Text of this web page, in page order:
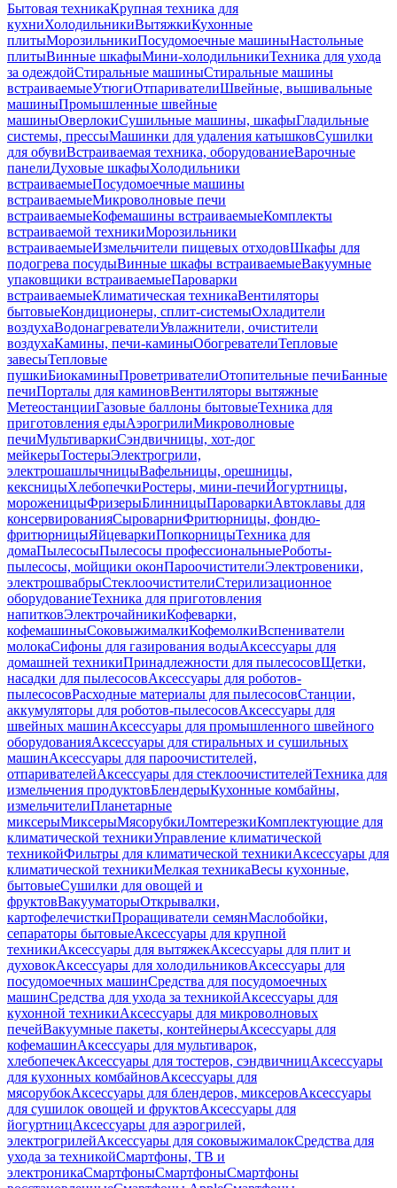
Бытовая техникаКрупная техника для
кухниХолодильникиВытяжкиКухонные
плитыМорозильникиПосудомоечные машиныНастольные
плитыВинные шкафыМини-холодильникиТехника для ухода
за одеждойСтиральные машиныСтиральные машины
встраиваемыеУтюгиОтпаривателиШвейные, вышивальные
машиныПромышленные швейные
машиныОверлокиСушильные машины, шкафыГладильные
системы, прессыМашинки для удаления катышковСушилки
для обувиВстраиваемая техника, оборудованиеВарочные
панелиДуховые шкафыХолодильники
встраиваемыеПосудомоечные машины
встраиваемыеМикроволновые печи
встраиваемыеКофемашины встраиваемыеКомплекты
встраиваемой техникиМорозильники
встраиваемыеИзмельчители пищевых отходовШкафы для
подогрева посудыВинные шкафы встраиваемыеВакуумные
упаковщики встраиваемыеПароварки
встраиваемыеКлиматическая техникаВентиляторы
бытовыеКондиционеры, сплит-системыОхладители
воздухаВодонагревателиУвлажнители, очистители
воздухаКамины, печи-каминыОбогревателиТепловые
завесыТепловые
пушкиБиокаминыПроветривателиОтопительные печиБанные
печиПорталы для каминовВентиляторы вытяжные
МетеостанцииГазовые баллоны бытовыеТехника для
приготовления едыАэрогрилиМикроволновые
печиМультиваркиСэндвичницы, хот-дог
мейкерыТостерыЭлектрогрили,
электрошашлычницыВафельницы, орешницы,
кексницыХлебопечкиРостеры, мини-печиЙогуртницы,
мороженицыФризерыБлинницыПароваркиАвтоклавы для
консервированияСыроварниФритюрницы, фондю-
фритюрницыЯйцеваркиПопкорницыТехника для
домаПылесосыПылесосы профессиональныеРоботы-
пылесосы, мойщики оконПароочистителиЭлектровеники,
электрошвабрыСтеклоочистителиСтерилизационное
оборудованиеТехника для приготовления
напитковЭлектрочайникиКофеварки,
кофемашиныСоковыжималкиКофемолкиВспениватели
молокаСифоны для газирования водыАксессуары для
домашней техникиПринадлежности для пылесосовЩетки,
насадки для пылесосовАксессуары для роботов-
пылесосовРасходные материалы для пылесосовСтанции,
аккумуляторы для роботов-пылесосовАксессуары для
швейных машинАксессуары для промышленного швейного
оборудованияАксессуары для стиральных и сушильных
машинАксессуары для пароочистителей,
отпаривателейАксессуары для стеклоочистителейТехника для
измельчения продуктовБлендерыКухонные комбайны,
измельчителиПланетарные
миксерыМиксерыМясорубкиЛомтерезкиКомплектующие для
климатической техникиУправление климатической
техникойФильтры для климатической техникиАксессуары для
климатической техникиМелкая техникаВесы кухонные,
бытовыеСушилки для овощей и
фруктовВакууматорыОткрывалки,
картофелечисткиПроращиватели семянМаслобойки,
сепараторы бытовыеАксессуары для крупной
техникиАксессуары для вытяжекАксессуары для плит и
духовокАксессуары для холодильниковАксессуары для
посудомоечных машинСредства для посудомоечных
машинСредства для ухода за техникойАксессуары для
кухонной техникиАксессуары для микроволновых
печейВакуумные пакеты, контейнерыАксессуары для
кофемашинАксессуары для мультиварок,
хлебопечекАксессуары для тостеров, сэндвичницАксессуары
для кухонных комбайновАксессуары для
мясорубокАксессуары для блендеров, миксеровАксессуары
для сушилок овощей и фруктовАксессуары для
йогуртницАксессуары для аэрогрилей,
электрогрилейАксессуары для соковыжималокСредства для
ухода за техникойСмартфоны, ТВ и
электроникаСмартфоныСмартфоныСмартфоны